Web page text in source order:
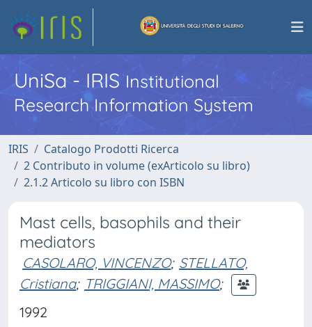
UniSa - IRISInstitutional
Research Information System
IRIS
Catalogo Prodotti Ricerca
2 Contributo in volume (exArticolo su libro)
2.1.2 Articolo su libro con ISBN
Mast cells, basophils and their
mediators
CASOLARO, VINCENZO; STELLATO,
Cristiana; TRIGGIANI, MASSIMO;
1992